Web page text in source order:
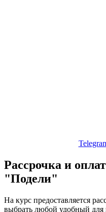
Рассрочка и
"Подели"
На курс предоставляется
выбрать любой удобный для